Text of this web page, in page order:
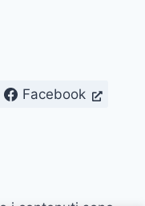
Facebook